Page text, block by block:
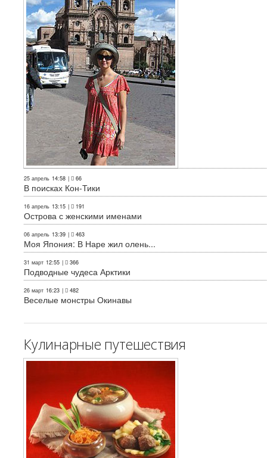
25 апрель 14:58 | 66
В поисках Кон-Тики
16 апрель 13:15 | 191
Острова с женскими именами
06 апрель 13:39 | 463
Моя Япония: В Наре жил олень...
31 март 12:55 | 366
Подводные чудеса Арктики
26 март 16:23 | 482
Веселые монстры Окинавы
Кулинарные путешествия